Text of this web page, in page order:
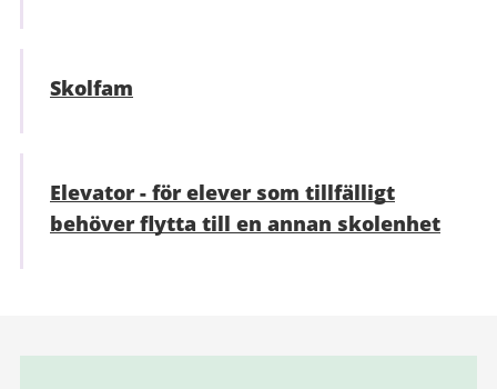
Skolfam
Elevator - för elever som tillfälligt
behöver flytta till en annan skolenhet